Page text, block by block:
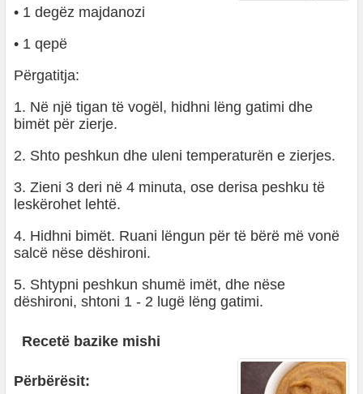
• 1 degëz majdanozi
• 1 qepë
Përgatitja:
1. Në një tigan të vogël, hidhni lëng gatimi dhe
bimët për zierje.
2. Shto peshkun dhe uleni temperaturën e zierjes.
3. Zieni 3 deri në 4 minuta, ose derisa peshku të
leskërohet lehtë.
4. Hidhni bimët. Ruani lëngun për të bërë më vonë
salcë nëse dëshironi.
5. Shtypni peshkun shumë imët, dhe nëse
dëshironi, shtoni 1 - 2 lugë lëng gatimi.
Recetë bazike mishi
Përbërësit: